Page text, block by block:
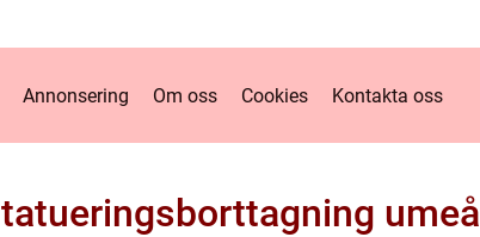
Annonsering Om oss Cookies Kontakta oss
tatueringsborttagning umeå